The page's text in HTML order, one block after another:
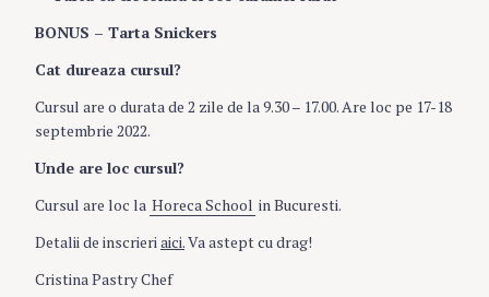
BONUS – Tarta Snickers
Cat dureaza cursul?
Cursul are o durata de 2 zile de la 9.30 – 17.00. Are loc pe 17-18
septembrie 2022.
Unde are loc cursul?
Cursul are loc la Horeca School in Bucuresti.
Detalii de inscrieri aici.Va astept cu drag!
Cristina Pastry Chef